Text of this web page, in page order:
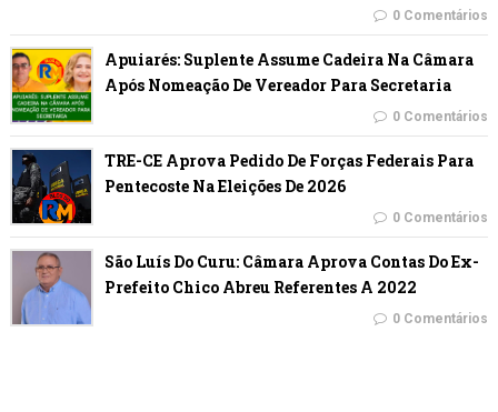
0 Comentários
Apuiarés: Suplente Assume Cadeira Na Câmara
Após Nomeação De Vereador Para Secretaria
0 Comentários
TRE-CE Aprova Pedido De Forças Federais Para
Pentecoste Na Eleições De 2026
0 Comentários
São Luís Do Curu: Câmara Aprova Contas Do Ex-
Prefeito Chico Abreu Referentes A 2022
0 Comentários